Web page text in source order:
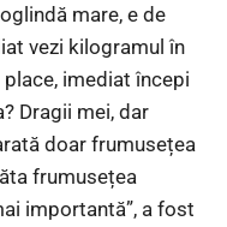
mare, e de
vezi kilogramul în
place, imediat începi
Dragii mei, dar
doar frumusețea
frumusețea
importantă”, a fost